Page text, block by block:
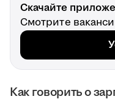
Скачайте
Смотрите
Как говорить о